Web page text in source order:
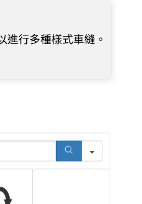
行多種樣式車縫。